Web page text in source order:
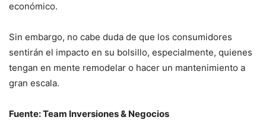
económico.
Sin embargo, no cabe duda de que los consumidores
sentirán el impacto en su bolsillo, especialmente, quienes
tengan en mente remodelar o hacer un mantenimiento a
gran escala.
Fuente: Team Inversiones & Negocios